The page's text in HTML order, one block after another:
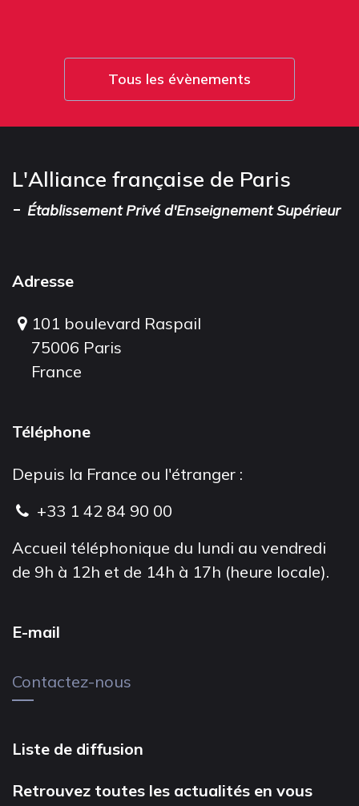
Tous les évènements
L'Alliance française de Paris
- Établissement Privé d'Enseignement Supérieur
Adresse
101 boulevard Raspail
75006 Paris
France
Téléphone
Depuis la France ou l'étranger :
+33 1 42 84 90 00
Accueil téléphonique du lundi au vendredi
de 9h à 12h et de 14h à 17h (heure locale).
E-mail
Contactez-nous
Liste de diffusion
Retrouvez toutes les actualités en vous